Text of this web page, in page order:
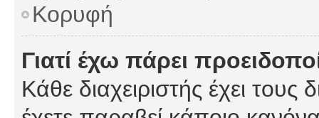
Κορυφή
Γιατί έχω πάρει
Κάθε διαχειριστής έχει